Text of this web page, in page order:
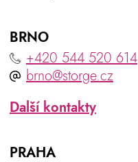
BRNO
+420 544 520 614
brno@storge.cz
Další kontakty
PRAHA